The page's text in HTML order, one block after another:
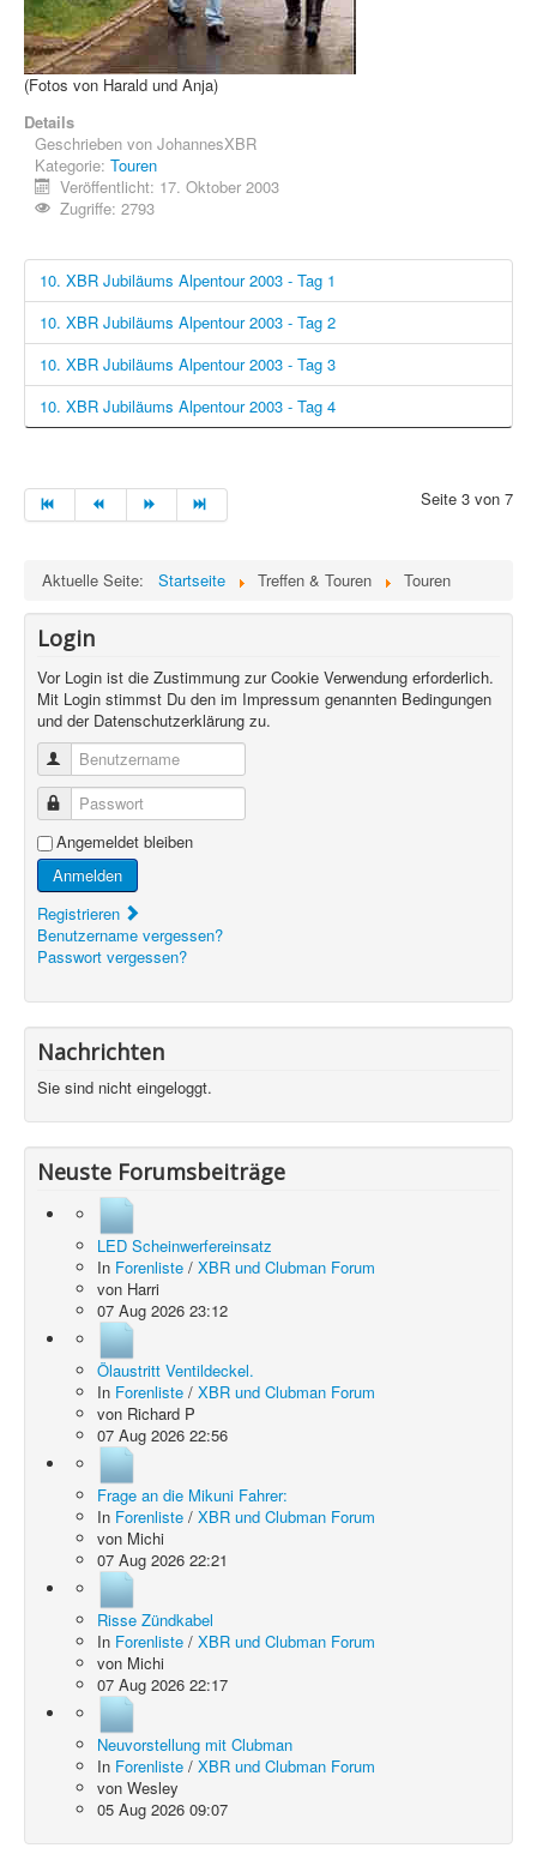
(Fotos von Harald und Anja)
Details
Geschrieben von JohannesXBR
Kategorie: Touren
Veröffentlicht: 17. Oktober 2003
Zugriffe: 2793
10. XBR Jubiläums Alpentour 2003 - Tag 1
10. XBR Jubiläums Alpentour 2003 - Tag 2
10. XBR Jubiläums Alpentour 2003 - Tag 3
10. XBR Jubiläums Alpentour 2003 - Tag 4
Seite 3 von 7
Aktuelle Seite: Startseite Treffen & Touren Touren
Login
Vor Login ist die Zustimmung zur Cookie Verwendung erforderlich.
Mit Login stimmst Du den im Impressum genannten Bedingungen
und der Datenschutzerklärung zu.
Benutzername
Passwort
Angemeldet bleiben
Anmelden
Registrieren
Benutzername vergessen?
Passwort vergessen?
Nachrichten
Sie sind nicht eingeloggt.
Neuste Forumsbeiträge
LED Scheinwerfereinsatz
In Forenliste / XBR und Clubman Forum
von Harri
07 Aug 2026 23:12
Ölaustritt Ventildeckel.
In Forenliste / XBR und Clubman Forum
von Richard P
07 Aug 2026 22:56
Frage an die Mikuni Fahrer:
In Forenliste / XBR und Clubman Forum
von Michi
07 Aug 2026 22:21
Risse Zündkabel
In Forenliste / XBR und Clubman Forum
von Michi
07 Aug 2026 22:17
Neuvorstellung mit Clubman
In Forenliste / XBR und Clubman Forum
von Wesley
05 Aug 2026 09:07